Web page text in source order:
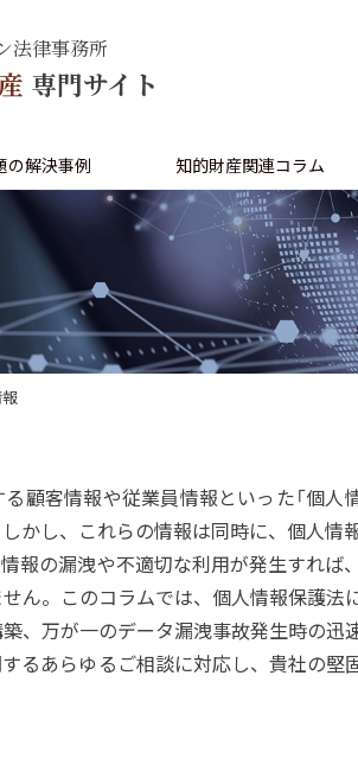
法律事務所
専門サイト
の解決事例 知的財産関連コラム
顧客情報や従業員情報といった「個
かし、これらの情報は同時に、個人
報の漏洩や不適切な利用が発生すれ
ん。このコラムでは、個人情報保護
、万が一のデータ漏洩事故発生時の
るあらゆるご相談に対応し、貴社の